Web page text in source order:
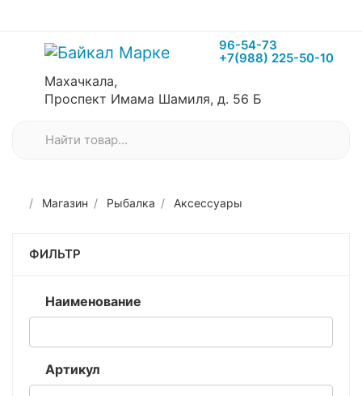
96-54-73
+7(988) 225-50-10
Махачкала,
Проспект Имама Шамиля, д. 56 Б
Магазин Рыбалка Аксессуары
ФИЛЬТР
Наименование
Артикул